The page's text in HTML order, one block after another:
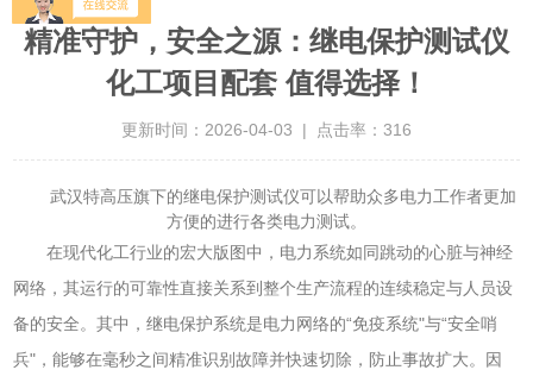
精准守护，安全之源：继电保护测试仪
化工项目配套 值得选择！
更新时间：2026-04-03 | 点击率：316
武汉特高压旗下的继电保护测试仪可以帮助众多电力工作者更加
方便的进行各类电力测试。
在现代化工行业的宏大版图中，电力系统如同跳动的心脏与神经
网络，其运行的可靠性直接关系到整个生产流程的连续稳定与人员设
备的安全。其中，继电保护系统是电力网络的“免疫系统"与“安全哨
兵"，能够在毫秒之间精准识别故障并快速切除，防止事故扩大。因